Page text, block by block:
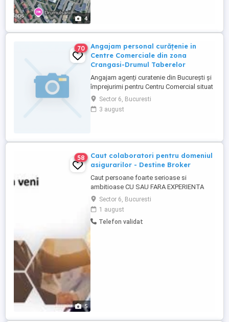
4
70
Angajam personal curățenie in
Centre Comerciale din zona
Crangasi-Drumul Taberelor
Angajam agenți curatenie din București și
împrejurimi pentru Centru Comercial situat
în zona Auchan Crangasi, sector 6, pe
galeriia comercială Programul de lucru
este om de 8 ore pe zi, iar salariul și
telefonul sau mesajele ...
Sector 6, Bucuresti
3 august
5
58
Caut colaboratori pentru domeniul
asigurarilor - Destine Broker
Caut persoane foarte serioase si
ambitioase CU SAU FARA EXPERIENTA
pentru a lucra in domeniul asigurarilor in
cadrul companiei Destine Broker pentru
postul de Consultant Asigurari. Puteti afla
mai multe despre aceasta societate direct
Sector 6, Bucuresti
1 august
Telefon validat